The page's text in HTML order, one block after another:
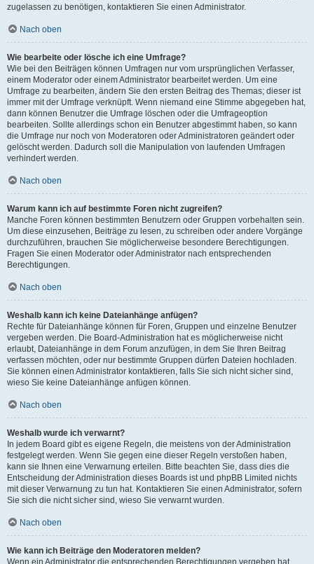
zugelassen zu benötigen, kontaktieren Sie einen Administrator.
Nach oben
Wie bearbeite oder lösche ich eine Umfrage?
Wie bei den Beiträgen können Umfragen nur vom ursprünglichen Verfasser,
einem Moderator oder einem Administrator bearbeitet werden. Um eine
Umfrage zu bearbeiten, ändern Sie den ersten Beitrag des Themas; dieser ist
immer mit der Umfrage verknüpft. Wenn niemand eine Stimme abgegeben hat,
dann können Benutzer die Umfrage löschen oder die Umfrageoption
bearbeiten. Sollte allerdings schon ein Benutzer abgestimmt haben, so kann
die Umfrage nur noch von Moderatoren oder Administratoren geändert oder
gelöscht werden. Dadurch soll die Manipulation von laufenden Umfragen
verhindert werden.
Nach oben
Warum kann ich auf bestimmte Foren nicht zugreifen?
Manche Foren können bestimmten Benutzern oder Gruppen vorbehalten sein.
Um diese einzusehen, Beiträge zu lesen, zu schreiben oder andere Vorgänge
durchzuführen, brauchen Sie möglicherweise besondere Berechtigungen.
Fragen Sie einen Moderator oder Administrator nach entsprechenden
Berechtigungen.
Nach oben
Weshalb kann ich keine Dateianhänge anfügen?
Rechte für Dateianhänge können für Foren, Gruppen und einzelne Benutzer
vergeben werden. Die Board-Administration hat es möglicherweise nicht
erlaubt, Dateianhänge in dem Forum anzufügen, in dem Sie Ihren Beitrag
verfassen möchten, oder nur bestimmte Gruppen dürfen Dateien hochladen.
Sie können einen Administrator kontaktieren, falls Sie sich nicht sicher sind,
wieso Sie keine Dateianhänge anfügen können.
Nach oben
Weshalb wurde ich verwarnt?
In jedem Board gibt es eigene Regeln, die meistens von der Administration
festgelegt werden. Wenn Sie gegen eine dieser Regeln verstoßen haben,
kann sie Ihnen eine Verwarnung erteilen. Bitte beachten Sie, dass dies die
Entscheidung der Administration dieses Boards ist und phpBB Limited nichts
mit dieser Verwarnung zu tun hat. Kontaktieren Sie einen Administrator, sofern
Sie sich die nicht sicher sind, wieso Sie verwarnt wurden.
Nach oben
Wie kann ich Beiträge den Moderatoren melden?
Wenn ein Administrator die entsprechenden Berechtigungen vergeben hat,